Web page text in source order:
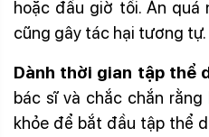
hoặc đầu giờ tối. Ăn quá
cũng gây tác hại tương tự.
Dành thời gian tập thể
bác sĩ và chắc chắn
khỏe để bắt đầu tập thể